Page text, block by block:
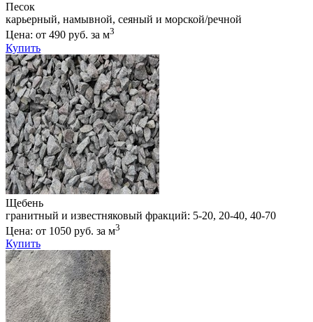
Песок
карьерный, намывной, сеяный и морской/речной
Цена: от 490 руб. за м3
Купить
Щебень
гранитный и известняковый фракций: 5-20, 20-40, 40-70
Цена: от 1050 руб. за м3
Купить